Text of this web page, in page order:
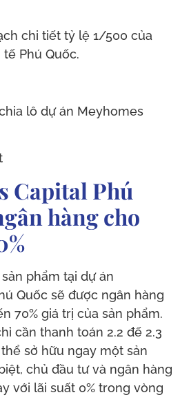
chi tiết tỷ lệ 1/500 của
Phú Quốc.
lô dự án Meyhomes
Capital Phú
hàng cho
phẩm tại dự án
Quốc sẽ được ngân hàng
70% giá trị của sản phẩm.
cần thanh toán 2.2 đế 2.3
sở hữu ngay một sản
chủ đầu tư và ngân hàng
với lãi suất 0% trong vòng